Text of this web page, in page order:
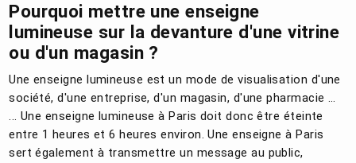
Pourquoi mettre une enseigne
lumineuse sur la devanture d'une vitrine
ou d'un magasin ?
Une enseigne lumineuse est un mode de visualisation d'une
société, d'une entreprise, d'un magasin, d'une pharmacie …
... Une enseigne lumineuse à Paris doit donc être éteinte
entre 1 heures et 6 heures environ. Une enseigne à Paris
sert également à transmettre un message au public,